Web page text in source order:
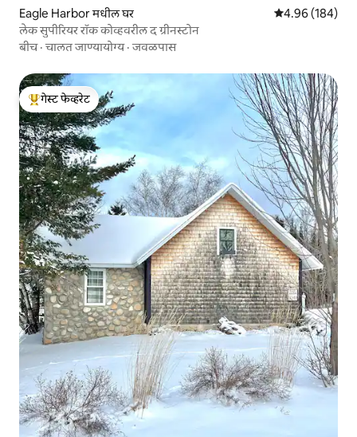
Eagle Harbor मधील घर 5 पैकी 4.96
4.96 (184)
लेक सुपीरियर रॉक कोव्हवरील द ग्रीनस्टोन
बीच·चालत जाण्यायोग्य·जवळपास
टॉप गेस्ट फेव्हरेट
गेस्ट फेव्हरेट